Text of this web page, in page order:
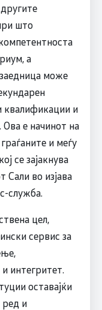
што
а
може
квалификации и
е начинот на
и меѓу
се зајакнува
Сали во изјава
служба.
цел,
сервис за
интегритет.
оставајќи
ред и